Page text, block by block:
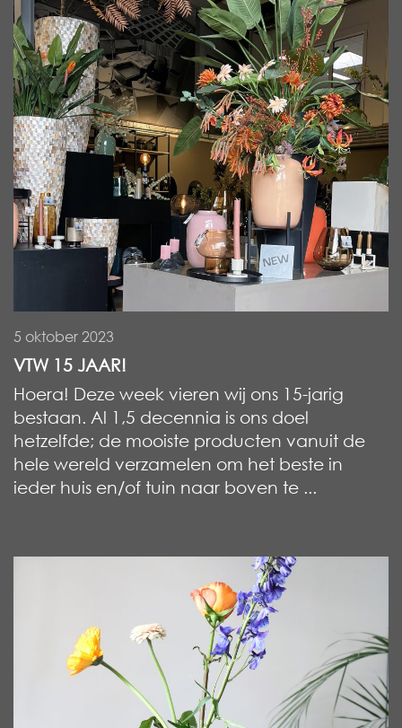
5 oktober 2023
VTW 15 JAAR!
Hoera! Deze week vieren wij ons 15-jarig
bestaan. Al 1,5 decennia is ons doel
hetzelfde; de mooiste producten vanuit de
hele wereld verzamelen om het beste in
ieder huis en/of tuin naar boven te ...